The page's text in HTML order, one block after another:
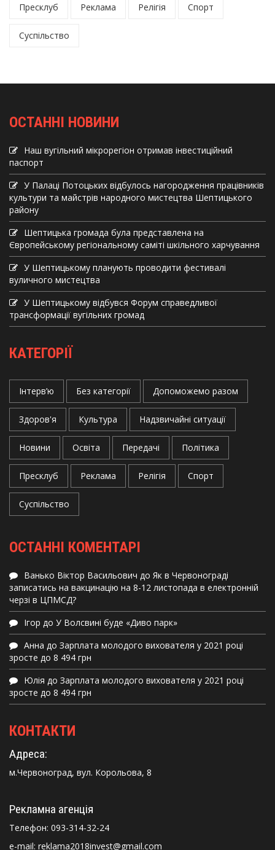
Пресклуб Реклама Релігія Спорт
Суспільство
ОСТАННІ НОВИНИ
Наш вугільний мікрорегіон отримав інвеcтиційний
паспорт
У Палаці Потоцьких відбулось нагородження працівників
культури та майстрів народного мистецтва Шептицького
району
Шептицька громада була представлена на
Європейському регіональному саміті шкільного харчування
У Шептицькому планують проводити фестивалі
вуличного мистецтва
У Шептицькому відбувся Форум справедливої
трансформації вугільних громад
КАТЕГОРІЇ
Інтерв’ю Без категорії Допоможемо разом
Здоров'я Культура Надзвичайні ситуації
Новини Освіта Передачі Політика
Пресклуб Реклама Релігія Спорт
Суспільство
ОСТАННІ КОМЕНТАРІ
Ванько Віктор Васильович до Як в Червонограді
записатись на вакцинацію на 8-12 листопада в електронній
черзі в ЦПМСД?
Ігор до У Волсвині буде «Диво парк»
Анна до Зарплата молодого вихователя у 2021 році
зросте до 8 494 грн
Юлія до Зарплата молодого вихователя у 2021 році
зросте до 8 494 грн
КОНТАКТИ
Адреса:
м.Червоноград, вул. Корольова, 8
Рекламна агенція
Телефон: 093-314-32-24
e-mail: reklama2018invest@gmail.com